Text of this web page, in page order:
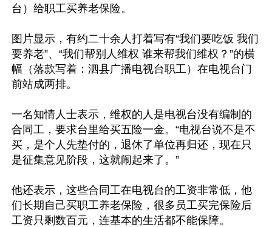
台）给职工买养老保险。
图片显示，有约二十余人打着写有“我们要吃饭 我们
要养老”、“我们帮别人维权 谁来帮我们维权？”的横
幅（落款写着：泗县广播电视台职工）在电视台门
前站成两排。
一名知情人士表示，维权的人是电视台没有编制的
合同工，要求台里给买五险一金。“电视台说不是不
买，是个人先垫付的，退休了单位再归还，现在只
是征集意见阶段，这就闹起来了。”
他还表示，这些合同工在电视台的工资非常低，他
们长期自己买职工养老保险，很多员工买完保险后
工资只剩数百元，连基本的生活都不能保障。